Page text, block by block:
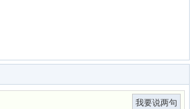
我要说两句